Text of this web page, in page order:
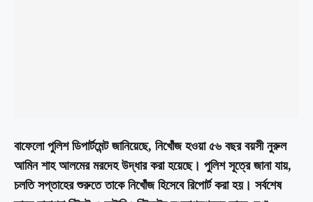
বাফেলো পুলিশ ডিপার্টমেন্ট জানিয়েছে, নিখোঁজ হওয়া ৫৬ বছর বয়সী নুরুল
আমিন শাহ আলমের মরদেহ উদ্ধার করা হয়েছে। পুলিশ সূত্রে জানা যায়,
চলতি সপ্তাহের শুরুতে তাকে নিখোঁজ হিসেবে রিপোর্ট করা হয়। সর্বশেষ